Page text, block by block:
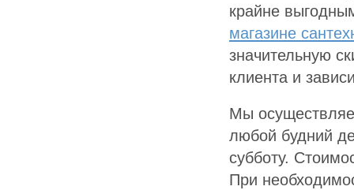
крайне
магазине
значительную
клиента и
Мы
любой будний
субботу.
При